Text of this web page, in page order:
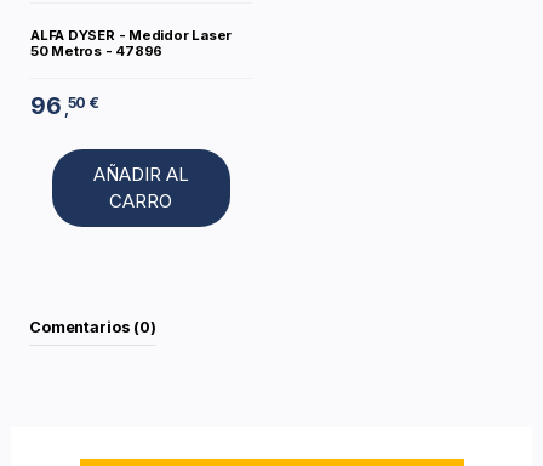
ALFA DYSER - Medidor Laser
50 Metros - 47896
96 ,50 €
AÑADIR AL
CARRO
Comentarios (0)